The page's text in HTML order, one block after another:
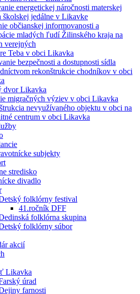
energetickej náročnosti materskej
školskej jedálne v Likavke
občianskej informovanosti a
mladých ľudí Žilinského kraja na
verejných
Teba v obci Likavka
bezpečnosti a dostupnosti sídla
rekonštrukcie chodníkov v obci
dvor Likavka
migračných výziev v obci Likavka
nevyužívaného objektu v obci na
centrum v obci Likavka
subjekty
stredisko
divadlo
folklórny festival
41.ročník DFF
folklórna skupina
folklórny súbor
akcií
Likavka
úrad
farnosti